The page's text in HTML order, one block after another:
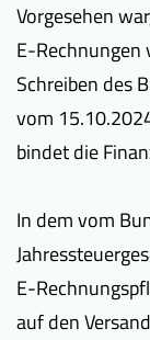
Vorgesehen
E-Rechnungen
Schreiben des
vom
bindet die
In dem vom
E-
auf den